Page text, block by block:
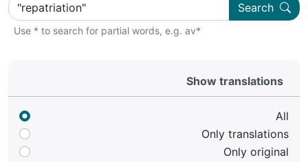
Search
Use * to search for partial words, e.g. av*
Show translations
All
Only translations
Only original